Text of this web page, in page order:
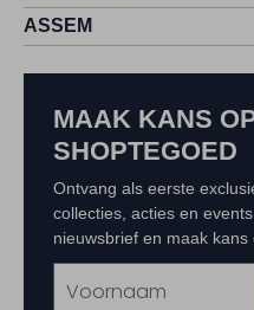
ASSEM
MAAK KANS
SHOPTEGOED
Ontvang als eerste
collecties, acties en
nieuwsbrief en maak kans